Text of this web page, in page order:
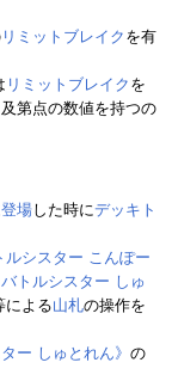
リミットブレイク を有
リミットブレイク を
及第点の数値を持つの
登場した時にデッキト
ルシスター こんぽー
バトルシスター しゅ
による山札の操作を
ー しゅとれん》 の